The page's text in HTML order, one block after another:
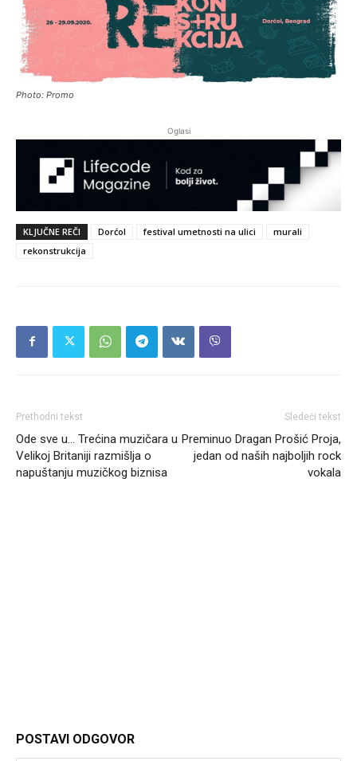
Photo: Promo
Oglasi
KLJUČNE REČI Dorćol festival umetnosti na ulici
murali
rekonstrukcija
Prethodni tekst
Ode sve u… Trećina muzičara u
Velikoj Britaniji razmišlja o
napuštanju muzičkog biznisa
Sledeći tekst
Preminuo Dragan Prošić Proja,
jedan od naših najboljih rock
vokala
POSTAVI ODGOVOR